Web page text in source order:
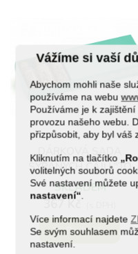
Vážíme si vaší
Abychom mohli naše
používáme na webu
Používáme je k
provozu našeho webu.
přizpůsobit, aby byl váš
Kliknutím na tlačítko
volitelných souborů
Své nastavení můžete
nastavení“.
Více informací najdete
Se svým souhlasem
nastavení.
DÁRKOVÁ SADA
SYPANÝCH ČAJŮ "TO
NEJLEPŠÍ"
SKLADEM
367 Kč
Do košíku